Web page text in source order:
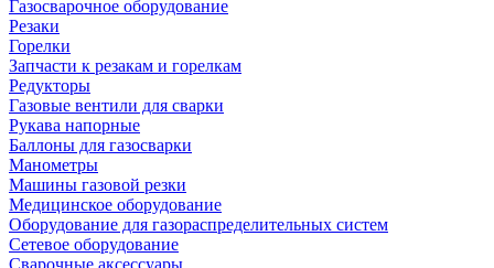
Газосварочное оборудование
Резаки
Горелки
Запчасти к резакам и горелкам
Редукторы
Газовые вентили для сварки
Рукава напорные
Баллоны для газосварки
Манометры
Машины газовой резки
Медицинское оборудование
Оборудование для газораспределительных систем
Сетевое оборудование
Сварочные аксессуары